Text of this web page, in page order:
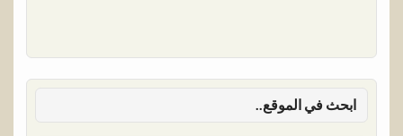
ابحث في الموقع..